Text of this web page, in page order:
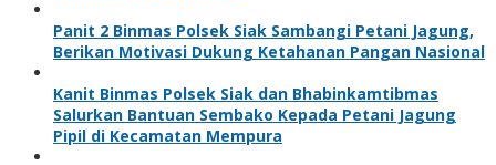
Panit 2 Binmas Polsek Siak Sambangi Petani Jagung,
Berikan Motivasi Dukung Ketahanan Pangan Nasional
Kanit Binmas Polsek Siak dan Bhabinkamtibmas
Salurkan Bantuan Sembako Kepada Petani Jagung
Pipil di Kecamatan Mempura